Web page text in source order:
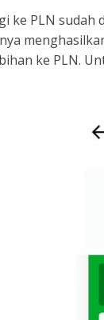
ke PLN sudah
ke PLN.